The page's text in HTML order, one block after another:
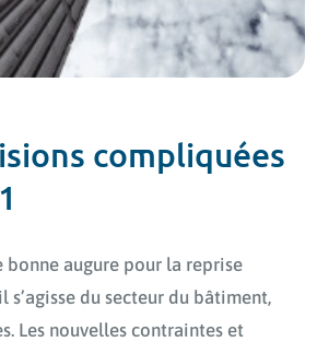
compliquées
bonne augure pour la reprise
s’agisse du secteur du bâtiment,
Les nouvelles contraintes et